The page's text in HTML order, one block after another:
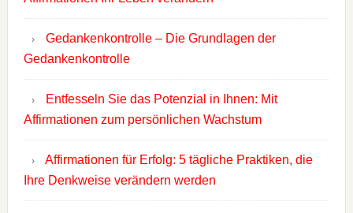
Gedankenkontrolle – Die Grundlagen der
Gedankenkontrolle
Entfesseln Sie das Potenzial in Ihnen: Mit
Affirmationen zum persönlichen Wachstum
Affirmationen für Erfolg: 5 tägliche Praktiken, die
Ihre Denkweise verändern werden